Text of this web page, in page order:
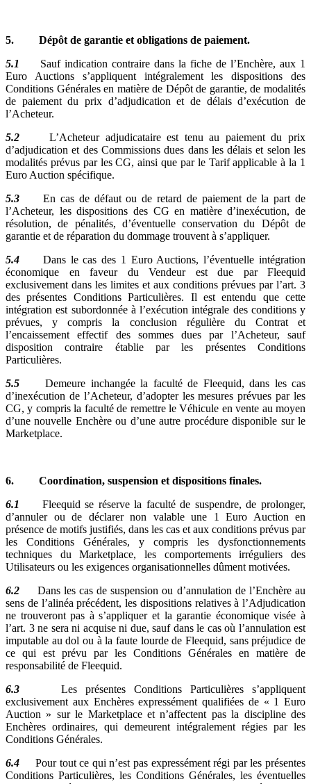
5. Dépôt de garantie et obligations de paiement.
5.1
Sauf indication contraire dans la fiche de l’Enchère, aux 1
Euro Auctions s’appliquent intégralement les dispositions des
Conditions Générales en matière de Dépôt de garantie, de modalités
de paiement du prix d’adjudication et de délais d’exécution de
l’Acheteur.
5.2
L’Acheteur adjudicataire est tenu au paiement du prix
d’adjudication et des Commissions dues dans les délais et selon les
modalités prévus par les CG, ainsi que par le Tarif applicable à la 1
Euro Auction spécifique.
5.3
En cas de défaut ou de retard de paiement de la part de
l’Acheteur, les dispositions des CG en matière d’inexécution, de
résolution, de pénalités, d’éventuelle conservation du Dépôt de
garantie et de réparation du dommage trouvent à s’appliquer.
5.4
Dans le cas des 1 Euro Auctions, l’éventuelle intégration
économique en faveur du Vendeur est due par Fleequid
exclusivement dans les limites et aux conditions prévues par l’art. 3
des présentes Conditions Particulières. Il est entendu que cette
intégration est subordonnée à l’exécution intégrale des conditions y
prévues, y compris la conclusion régulière du Contrat et
l’encaissement effectif des sommes dues par l’Acheteur, sauf
disposition contraire établie par les présentes Conditions
Particulières.
5.5
Demeure inchangée la faculté de Fleequid, dans les cas
d’inexécution de l’Acheteur, d’adopter les mesures prévues par les
CG, y compris la faculté de remettre le Véhicule en vente au moyen
d’une nouvelle Enchère ou d’une autre procédure disponible sur le
Marketplace.
6. Coordination, suspension et dispositions finales.
6.1
Fleequid se réserve la faculté de suspendre, de prolonger,
d’annuler ou de déclarer non valable une 1 Euro Auction en
présence de motifs justifiés, dans les cas et aux conditions prévus par
les Conditions Générales, y compris les dysfonctionnements
techniques du Marketplace, les comportements irréguliers des
Utilisateurs ou les exigences organisationnelles dûment motivées.
6.2
Dans les cas de suspension ou d’annulation de l’Enchère au
sens de l’alinéa précédent, les dispositions relatives à l’Adjudication
ne trouveront pas à s’appliquer et la garantie économique visée à
l’art. 3 ne sera ni acquise ni due, sauf dans le cas où l’annulation est
imputable au dol ou à la faute lourde de Fleequid, sans préjudice de
ce qui est prévu par les Conditions Générales en matière de
responsabilité de Fleequid.
6.3
Les présentes Conditions Particulières s’appliquent
exclusivement aux Enchères expressément qualifiées de « 1 Euro
Auction » sur le Marketplace et n’affectent pas la discipline des
Enchères ordinaires, qui demeurent intégralement régies par les
Conditions Générales.
6.4
Pour tout ce qui n’est pas expressément régi par les présentes
Conditions Particulières, les Conditions Générales, les éventuelles